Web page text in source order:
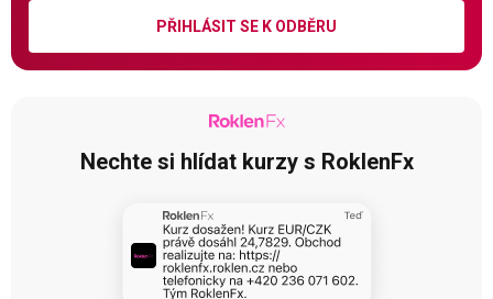
PŘIHLÁSIT SE K ODBĚRU
Nechte si hlídat kurzy s RoklenFx